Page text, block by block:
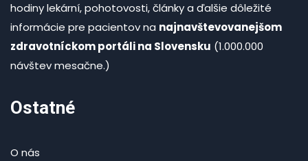
hodiny lekární, pohotovosti, články a ďalšie dôležité
informácie pre pacientov na najnavštevovanejšom
zdravotníckom portáli na Slovensku (1.000.000
návštev mesačne.)
Ostatné
O nás